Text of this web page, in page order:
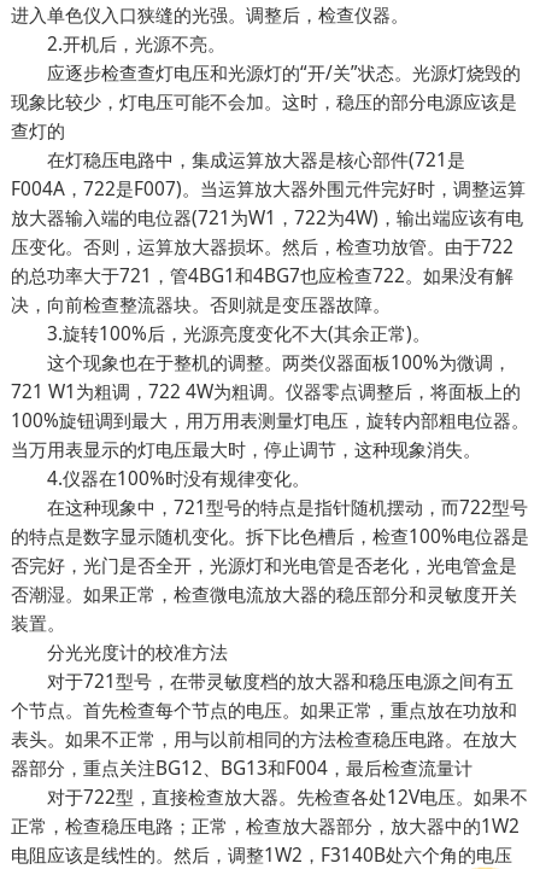
进入单色仪入口狭缝的光强。调整后，检查仪器。
2.开机后，光源不亮。
应逐步检查查灯电压和光源灯的“开/关”状态。光源灯烧毁的
现象比较少，灯电压可能不会加。这时，稳压的部分电源应该是
查灯的
在灯稳压电路中，集成运算放大器是核心部件(721是
F004A，722是F007)。当运算放大器外围元件完好时，调整运算
放大器输入端的电位器(721为W1，722为4W)，输出端应该有电
压变化。否则，运算放大器损坏。然后，检查功放管。由于722
的总功率大于721，管4BG1和4BG7也应检查722。如果没有解
决，向前检查整流器块。否则就是变压器故障。
3.旋转100%后，光源亮度变化不大(其余正常)。
这个现象也在于整机的调整。两类仪器面板100%为微调，
721 W1为粗调，722 4W为粗调。仪器零点调整后，将面板上的
100%旋钮调到最大，用万用表测量灯电压，旋转内部粗电位器。
当万用表显示的灯电压最大时，停止调节，这种现象消失。
4.仪器在100%时没有规律变化。
在这种现象中，721型号的特点是指针随机摆动，而722型号
的特点是数字显示随机变化。拆下比色槽后，检查100%电位器是
否完好，光门是否全开，光源灯和光电管是否老化，光电管盒是
否潮湿。如果正常，检查微电流放大器的稳压部分和灵敏度开关
装置。
分光光度计的校准方法
对于721型号，在带灵敏度档的放大器和稳压电源之间有五
个节点。首先检查每个节点的电压。如果正常，重点放在功放和
表头。如果不正常，用与以前相同的方法检查稳压电路。在放大
器部分，重点关注BG12、BG13和F004，最后检查流量计
对于722型，直接检查放大器。先检查各处12V电压。如果不
正常，检查稳压电路；正常，检查放大器部分，放大器中的1W2
电阻应该是线性的。然后，调整1W2，F3140B处六个角的电压